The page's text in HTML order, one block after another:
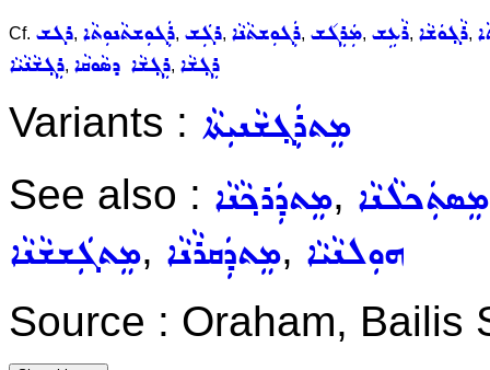
Cf. ܪܓܫ, ܪܲܓܘܼܫܬܵܢܘܼܬܵܐ, ܪܓܲܫ, ܪܲܓܘܼܫܬܵܢܵܐ, ܡܲܪܸܓ݇ܫ, ܪܵܥܹܫ, ܪܵܓ݂ܘܿܫܵܐ,
ܪܸܓ݂ܫܵܢܵܝܵܐ, ܪܸܓ݂ܫܵܐ ܕܣܵܘܩܵܐ, ܪܸܓ݂ܫܵܐ
Variants : ܡܸܬܪܲܓ݂ܫܵܢܝܼܬܵܐ
See also : ܡܸܬܕܲܪܟ݂ܵܢܵܐ, ܡܸܣܬܲܟܠܵܢܵܐ
ܡܸܬܓܲܫܫܵܢܵܐ, ܡܸܬܕܲܩܪܵܢܵܐ, ܗܘܼܠܢܵܝܵܐ
Source : Oraham, Bailis